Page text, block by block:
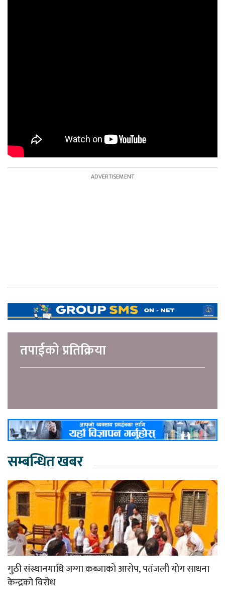
तपाईको प्रतिक्रिया
सम्बन्धित खबर
गुठी संस्थानमाथि जग्गा कब्जाको आरोप, पतंजली योग साधना
केन्द्रको विरोध